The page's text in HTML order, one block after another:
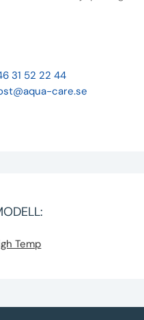
31 52 22 44
care.se
Temp